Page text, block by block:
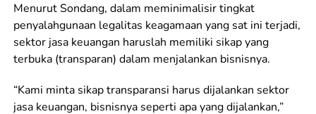
Menurut Sondang, dalam meminimalisir tingkat
penyalahgunaan legalitas keagamaan yang sat ini terjadi,
sektor jasa keuangan haruslah memiliki sikap yang
terbuka (transparan) dalam menjalankan bisnisnya.
“Kami minta sikap transparansi harus dijalankan sektor
jasa keuangan, bisnisnya seperti apa yang dijalankan,”